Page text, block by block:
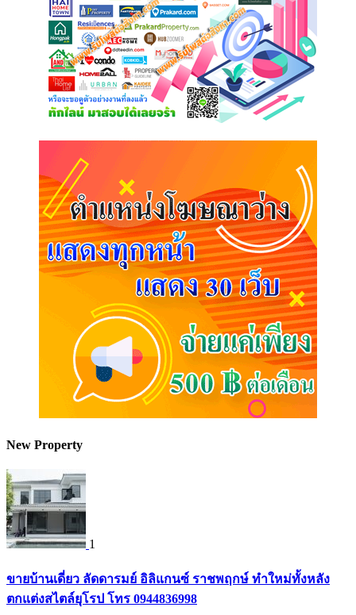
New Property
1
ขายบ้านเดี่ยว ลัดดารมย์ อิลิแกนซ์ ราชพฤกษ์ ทำใหม่ทั้งหลัง
ตกแต่งสไตล์ยุโรป โทร 0944836998